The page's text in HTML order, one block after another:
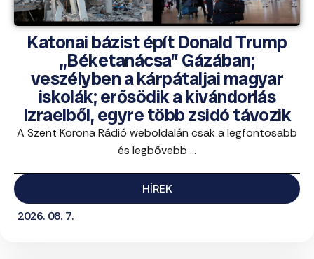
Katonai bázist épít Donald Trump
„Béketanácsa” Gázában;
veszélyben a kárpátaljai magyar
iskolák; erősödik a kivándorlás
Izraelből, egyre több zsidó távozik
A Szent Korona Rádió weboldalán csak a legfontosabb
és legbővebb ...
HÍREK
2026. 08. 7.